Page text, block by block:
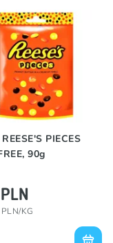
PIECES
90g
PLN
KG